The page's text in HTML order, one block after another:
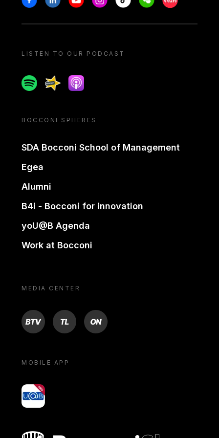
LISTEN TO OUR PODCAST
SpotifySpreakerApple podcast
BOCCONI SPHERES
SDA Bocconi School of Management
Egea
Alumni
B4i - Bocconi for innovation
yoU@B Agenda
Work at Bocconi
MEDIA CENTER
BTV TL ON
MOBILE APP
yoU@B